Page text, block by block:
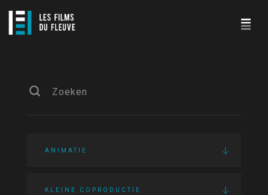
ANIMATIE
KLEINE COPRODUCTIE